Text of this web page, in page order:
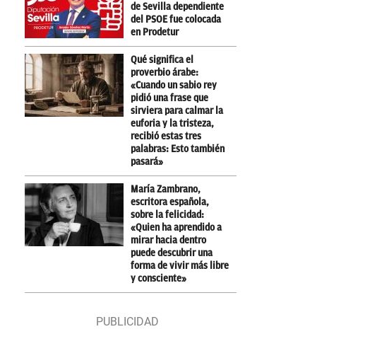
de Sevilla dependiente
del PSOE fue colocada
en Prodetur
Qué significa el
proverbio árabe:
«Cuando un sabio rey
pidió una frase que
sirviera para calmar la
euforia y la tristeza,
recibió estas tres
palabras: Esto también
pasará»
María Zambrano,
escritora española,
sobre la felicidad:
«Quien ha aprendido a
mirar hacia dentro
puede descubrir una
forma de vivir más libre
y consciente»